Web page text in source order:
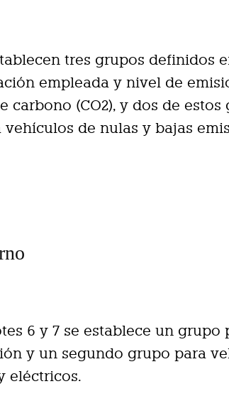
tres grupos definidos
empleada y nivel de
carbono (CO2), y dos de estos
de nulas y bajas
6 y 7 se establece un grupo
y un segundo grupo para
eléctricos.